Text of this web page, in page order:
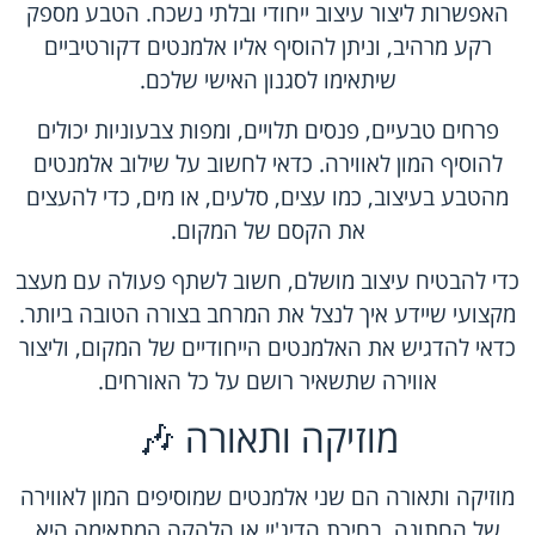
האפשרות ליצור עיצוב ייחודי ובלתי נשכח. הטבע מספק
רקע מרהיב, וניתן להוסיף אליו אלמנטים דקורטיביים
שיתאימו לסגנון האישי שלכם.
פרחים טבעיים, פנסים תלויים, ומפות צבעוניות יכולים
להוסיף המון לאווירה. כדאי לחשוב על שילוב אלמנטים
מהטבע בעיצוב, כמו עצים, סלעים, או מים, כדי להעצים
את הקסם של המקום.
כדי להבטיח עיצוב מושלם, חשוב לשתף פעולה עם מעצב
מקצועי שיידע איך לנצל את המרחב בצורה הטובה ביותר.
כדאי להדגיש את האלמנטים הייחודיים של המקום, וליצור
אווירה שתשאיר רושם על כל האורחים.
מוזיקה ותאורה 🎶
מוזיקה ותאורה הם שני אלמנטים שמוסיפים המון לאווירה